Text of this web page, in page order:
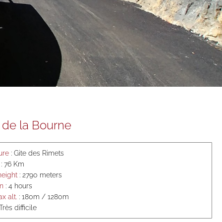
la Bourne
: Gite des Rimets
: 76 Km
: 2790 meters
: 4 hours
alt. : 180m / 1280m
difficile